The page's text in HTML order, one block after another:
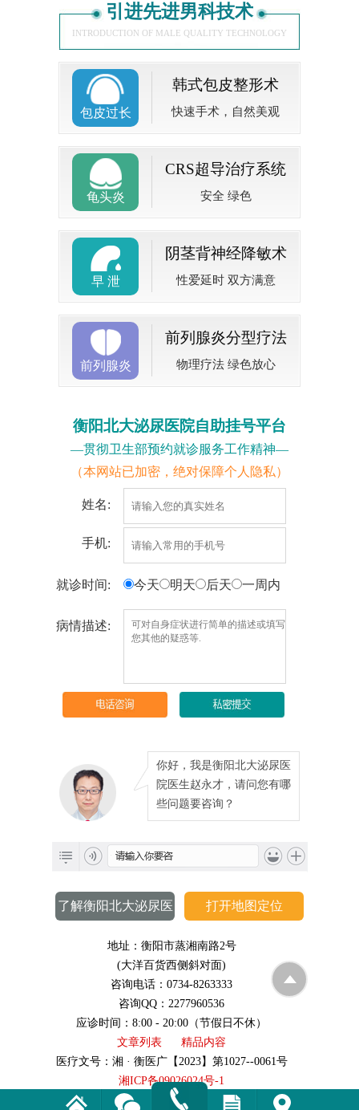
引进先进男科技术
INTRODUCTION OF MALE QUALITY TECHNOLOGY
包皮过长
韩式包皮整形术
快速手术，自然美观
龟头炎
CRS超导治疗系统
安全 绿色
早 泄
阴茎背神经降敏术
性爱延时 双方满意
前列腺炎
前列腺炎分型疗法
物理疗法 绿色放心
衡阳北大泌尿医院自助挂号平台
—贯彻卫生部预约就诊服务工作精神—
（本网站已加密，绝对保障个人隐私）
姓名:
手机:
就诊时间: 今天 明天 后天 一周内
病情描述:
你好，我是衡阳北大泌尿医
院医生赵永才，请问您有哪
些问题要咨询？
了解衡阳北大泌尿医 打开地图定位
地址：衡阳市蒸湘南路2号
(大洋百货西侧斜对面)
咨询电话：0734-8263333
咨询QQ：2277960536
应诊时间：8:00 - 20:00（节假日不休）
文章列表
精品内容
医疗文号：湘 · 衡医广【2023】第1027--0061号
湘ICP备09026024号-1